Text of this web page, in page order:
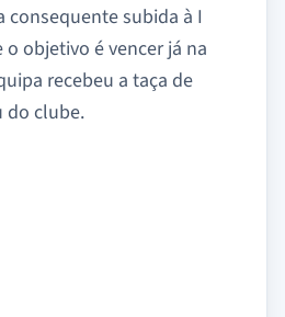
subida à I
objetivo é vencer já na
recebeu a taça de
do clube.